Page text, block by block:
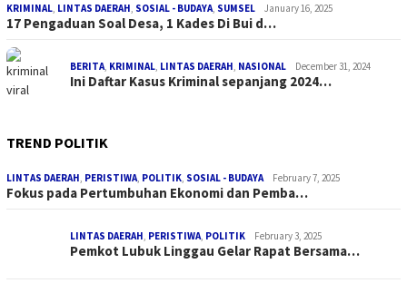
KRIMINAL, LINTAS DAERAH, SOSIAL - BUDAYA, SUMSEL January 16, 2025
17 Pengaduan Soal Desa, 1 Kades Di Bui d…
BERITA, KRIMINAL, LINTAS DAERAH, NASIONAL December 31, 2024
Ini Daftar Kasus Kriminal sepanjang 2024…
TREND POLITIK
LINTAS DAERAH, PERISTIWA, POLITIK, SOSIAL - BUDAYA February 7, 2025
Fokus pada Pertumbuhan Ekonomi dan Pemba…
LINTAS DAERAH, PERISTIWA, POLITIK February 3, 2025
Pemkot Lubuk Linggau Gelar Rapat Bersama…